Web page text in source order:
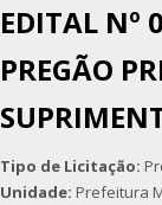
EDITAL Nº
PREGÃO
Tipo de Licitação:
Unidade: Prefeitura